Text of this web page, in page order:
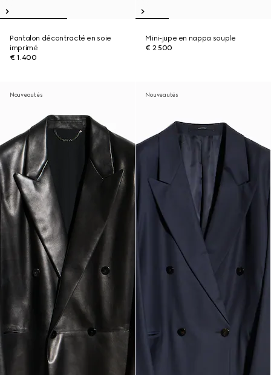
Pantalon décontracté en soie
imprimé
€ 1.400
Mini-jupe en nappa souple
€ 2.500
Nouveautés Nouveautés